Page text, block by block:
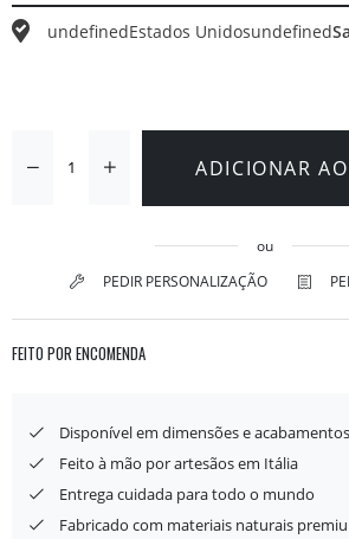
undefinedEstados Unidosundefined
ADICIONAR
ou
PEDIR PERSONALIZAÇÃO
FEITO POR ENCOMENDA
Disponível em dimensões e
Feito à mão por artesãos em Itália
Entrega cuidada para todo o mundo
Fabricado com materiais naturais